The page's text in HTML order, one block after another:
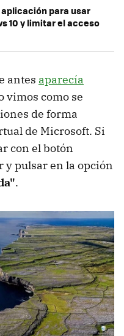
para usar
10 y limitar el acceso
antes aparecía
vimos como se
de forma
de Microsoft. Si
con el botón
pulsar en la opción
.